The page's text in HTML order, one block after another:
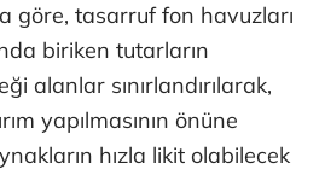
göre, tasarruf fon havuzları
biriken tutarların
alanlar sınırlandırılarak,
yapılmasının önüne
hızla likit olabilecek